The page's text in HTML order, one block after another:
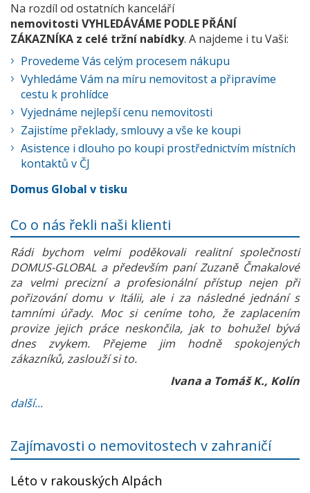
Na rozdíl od ostatních kanceláří
nemovitosti VYHLEDÁVÁME PODLE PŘÁNÍ
ZÁKAZNÍKA z celé tržní nabídky. A najdeme i tu Vaši:
Provedeme Vás celým procesem nákupu
Vyhledáme Vám na míru nemovitost a připravíme
cestu k prohlídce
Vyjednáme nejlepší cenu nemovitosti
Zajistíme překlady, smlouvy a vše ke koupi
Asistence i dlouho po koupi prostřednictvím místních
kontaktů v ČJ
Domus Global v tisku
Co o nás řekli naši klienti
Rádi bychom velmi poděkovali realitní společnosti
DOMUS-GLOBAL a především paní Zuzaně Čmakalové
za velmi precizní a profesionální přístup nejen při
pořizování domu v Itálii, ale i za následné jednání s
tamními úřady. Moc si ceníme toho, že zaplacením
provize jejich práce neskončila, jak to bohužel bývá
dnes zvykem. Přejeme jim hodně spokojených
zákazníků, zaslouží si to.
Ivana a Tomáš K., Kolín
další...
Zajímavosti o nemovitostech v zahraničí
Léto v rakouských Alpách